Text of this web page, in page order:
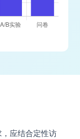
应结合定性访